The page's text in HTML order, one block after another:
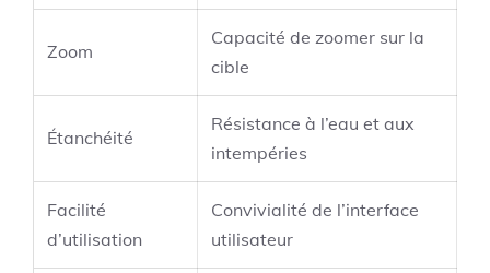
Zoom
Capacité de zoomer sur la
cible
Étanchéité
Résistance à l’eau et aux
intempéries
Facilité
d’utilisation
Convivialité de l’interface
utilisateur